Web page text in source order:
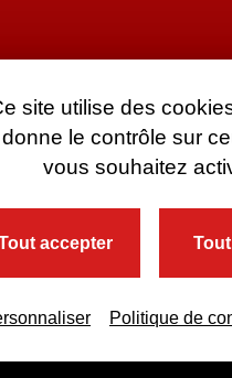
site utilise des
donne le contrôle sur
vous souhaitez
accepter
Politique de